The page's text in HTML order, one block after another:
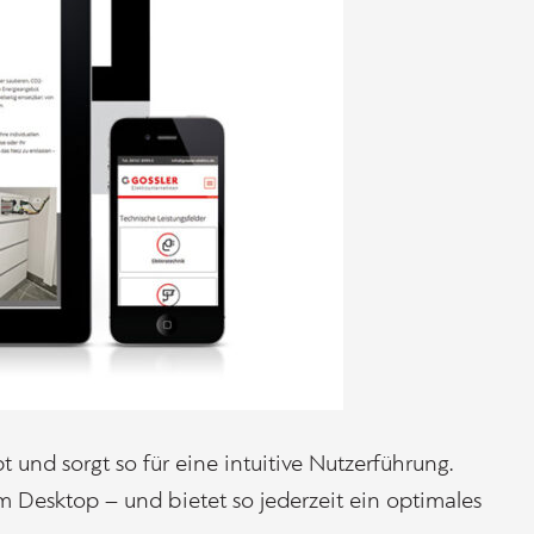
und sorgt so für eine intuitive Nutzerführung.
Desktop – und bietet so jederzeit ein optimales